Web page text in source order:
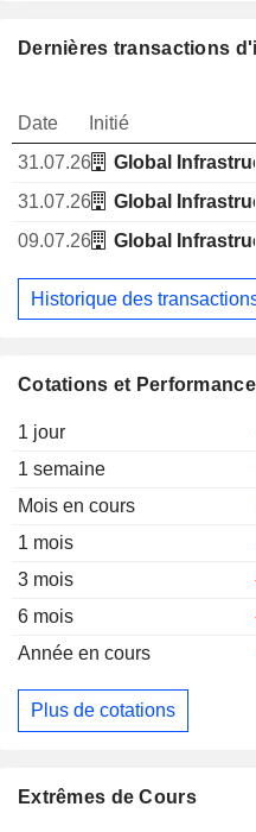
Cotations et
1 jour
1 semaine
Mois en cours
1 mois
3 mois
6 mois
Année en cours
Plus de cotations
Extrêmes de Cours
Dernières transactions
Date Initié
31.07.26
Global
31.07.26
Global
09.07.26
Global
Historique des